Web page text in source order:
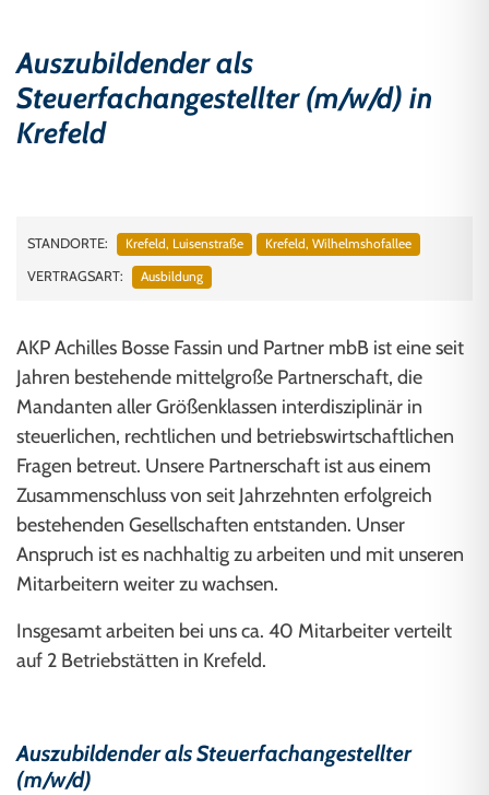
Auszubildender als
Steuerfachangestellter (m/w/d) in
Krefeld
STANDORTE: Krefeld, Luisenstraße
Krefeld, Wilhelmshofallee
VERTRAGSART:
Ausbildung
AKP Achilles Bosse Fassin und Partner mbB ist eine seit
Jahren bestehende mittelgroße Partnerschaft, die
Mandanten aller Größenklassen interdisziplinär in
steuerlichen, rechtlichen und betriebswirtschaftlichen
Fragen betreut. Unsere Partnerschaft ist aus einem
Zusammenschluss von seit Jahrzehnten erfolgreich
bestehenden Gesellschaften entstanden. Unser
Anspruch ist es nachhaltig zu arbeiten und mit unseren
Mitarbeitern weiter zu wachsen.
Insgesamt arbeiten bei uns ca. 40 Mitarbeiter verteilt
auf 2 Betriebstätten in Krefeld.
Auszubildender als Steuerfachangestellter
(m/w/d)